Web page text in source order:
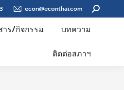
econ@econthai.com Search:
าร/กิจกรรม บทความ
ติดต่อสภาฯ